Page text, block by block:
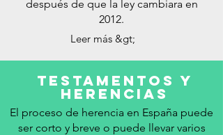
después de que la ley cambiara en
2012.
Leer más &gt;
TESTAMENTOS Y
HERENCIAS
El proceso de herencia en España puede
ser corto y breve o puede llevar varios